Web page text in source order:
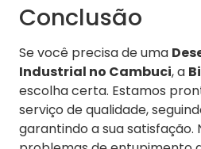
Conclusão
Se você precisa de uma
Industrial no Cambuci, a
escolha certa. Estamos
serviço de qualidade,
garantindo a sua satisfação.